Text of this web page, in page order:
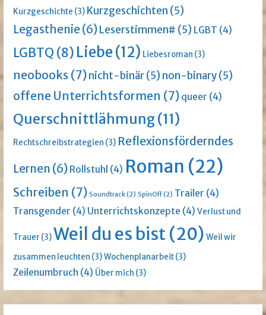
Kurzgeschichte (3) Kurzgeschichten (5)
Legasthenie(6)Leserstimmen# (5) LGBT (4)
LGBTQ (8) Liebe(12) Liebesroman (3)
neobooks (7)nicht-binär(5) non-binary(5)
offene Unterrichtsformen (7) queer (4)
Querschnittlähmung(11)
Rechtschreibstrategien (3) Reflexionsförderndes
Lernen (6) Rollstuhl (4) Roman (22)
Schreiben (7) Soundtrack(2) SpinOff(2) Trailer (4)
Transgender (4) Unterrichtskonzepte (4) Verlust und
Trauer (3)Weil du es bist(20) Weil wir
zusammen leuchten (3)Wochenplanarbeit(3)
Zeilenumbruch (4) Über mich (3)